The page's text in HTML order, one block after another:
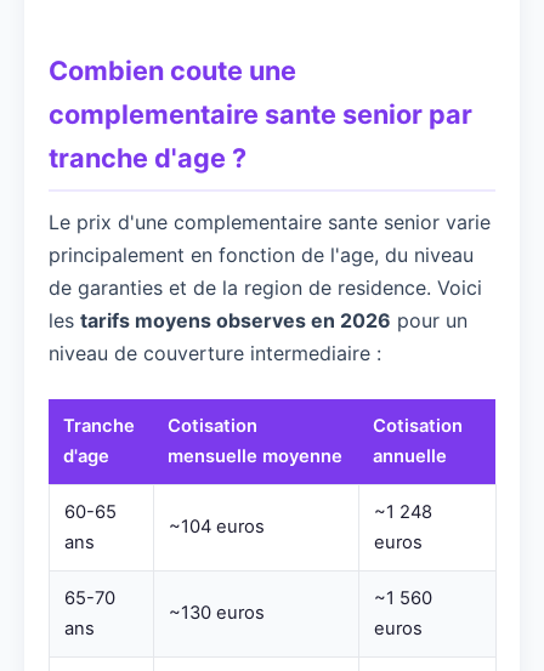
Combien coute une
complementaire sante senior par
tranche d'age ?
Le prix d'une complementaire sante senior varie
principalement en fonction de l'age, du niveau
de garanties et de la region de residence. Voici
les tarifs moyens observes en 2026 pour un
niveau de couverture intermediaire :
Tranche
d'age
Cotisation
mensuelle moyenne
Cotisation
annuelle
60-65
ans
~104 euros
~1 248
euros
65-70
ans
~130 euros
~1 560
euros